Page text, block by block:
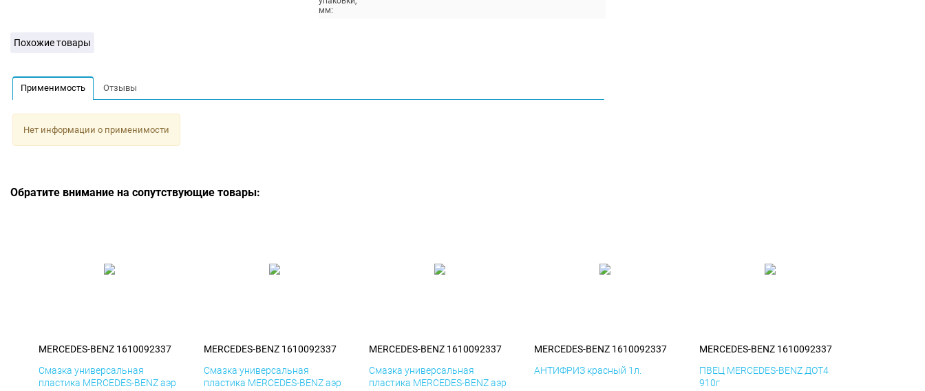
мм:
Похожие товары
Применимость Отзывы
Нет информации о применимости
Обратите внимание на сопутствующие товары:
MERCEDES-BENZ 1610092337
Смазка универсальная
пластика MERCEDES-BENZ аэр
MERCEDES-BENZ 1610092337
Смазка универсальная
пластика MERCEDES-BENZ аэр
MERCEDES-BENZ 1610092337
Смазка универсальная
пластика MERCEDES-BENZ аэр
MERCEDES-BENZ 1610092337
АНТИФРИЗ красный 1л.
MERCEDES-BENZ 1610092337
ПВЕЦ MERCEDES-BENZ ДОТ4
910г